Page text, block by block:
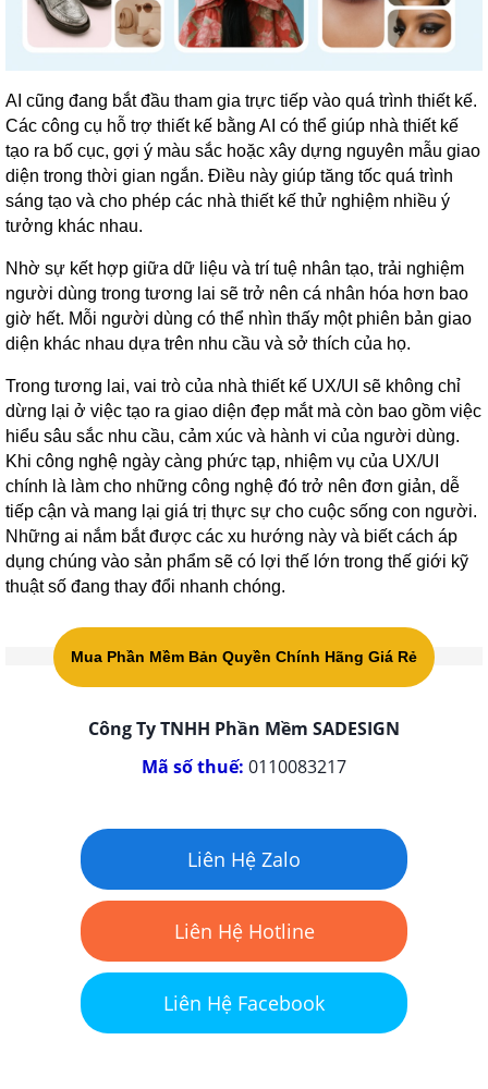
AI cũng đang bắt đầu tham gia trực tiếp vào quá trình thiết kế.
Các công cụ hỗ trợ thiết kế bằng AI có thể giúp nhà thiết kế
tạo ra bố cục, gợi ý màu sắc hoặc xây dựng nguyên mẫu giao
diện trong thời gian ngắn. Điều này giúp tăng tốc quá trình
sáng tạo và cho phép các nhà thiết kế thử nghiệm nhiều ý
tưởng khác nhau.
Nhờ sự kết hợp giữa dữ liệu và trí tuệ nhân tạo, trải nghiệm
người dùng trong tương lai sẽ trở nên cá nhân hóa hơn bao
giờ hết. Mỗi người dùng có thể nhìn thấy một phiên bản giao
diện khác nhau dựa trên nhu cầu và sở thích của họ.
Trong tương lai, vai trò của nhà thiết kế UX/UI sẽ không chỉ
dừng lại ở việc tạo ra giao diện đẹp mắt mà còn bao gồm việc
hiểu sâu sắc nhu cầu, cảm xúc và hành vi của người dùng.
Khi công nghệ ngày càng phức tạp, nhiệm vụ của UX/UI
chính là làm cho những công nghệ đó trở nên đơn giản, dễ
tiếp cận và mang lại giá trị thực sự cho cuộc sống con người.
Những ai nắm bắt được các xu hướng này và biết cách áp
dụng chúng vào sản phẩm sẽ có lợi thế lớn trong thế giới kỹ
thuật số đang thay đổi nhanh chóng.
Mua Phần Mềm Bản Quyền Chính Hãng Giá Rẻ
Công Ty TNHH Phần Mềm SADESIGN
Mã số thuế: 0110083217
Liên Hệ Zalo
Liên Hệ Hotline
Liên Hệ Facebook